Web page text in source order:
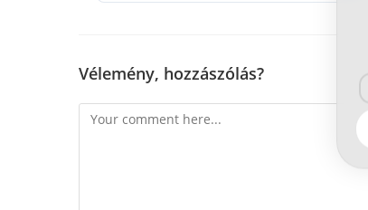
Vélemény, hozzászólás?
Comment